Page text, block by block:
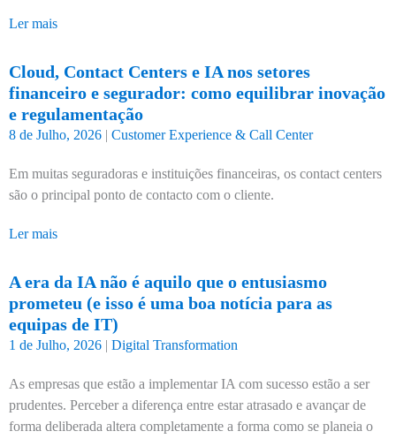
Ler mais
Cloud, Contact Centers e IA nos setores
financeiro e segurador: como equilibrar inovação
e regulamentação
8 de Julho, 2026 | Customer Experience & Call Center
Em muitas seguradoras e instituições financeiras, os contact centers
são o principal ponto de contacto com o cliente.
Ler mais
A era da IA não é aquilo que o entusiasmo
prometeu (e isso é uma boa notícia para as
equipas de IT)
1 de Julho, 2026 | Digital Transformation
As empresas que estão a implementar IA com sucesso estão a ser
prudentes. Perceber a diferença entre estar atrasado e avançar de
forma deliberada altera completamente a forma como se planeia o